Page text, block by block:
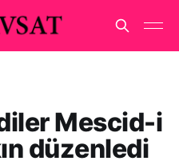
Mescid-i
düzenledi